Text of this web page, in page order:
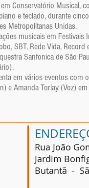
Conservatório Musical,
e teclado, durante
Metropolitanas Unidas.
musicais em
SBT, Rede Vida,
Sanfonica de São
em vários eventos com
e Amanda Torlay (Voz)
Rua João
Jardim
Butantã -